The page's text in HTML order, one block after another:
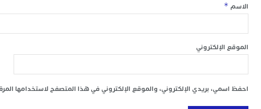
الاسم *
الموقع الإلكتروني
احفظ اسمي، بريدي الإلكتروني، والموقع الإلكتروني في هذا المتصفح لاستخدامها